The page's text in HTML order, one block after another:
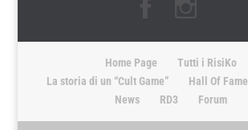
Home Page
Tutti i RisiKo
La storia di un “Cult Game”
Hall Of Fame
News
RD3 Forum